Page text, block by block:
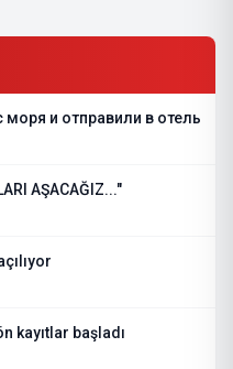
моря и отправили в отель
AŞACAĞIZ..."
kayıtlar başladı